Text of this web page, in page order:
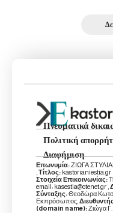
Πνευματικά
Πολιτική
Διαφήμιση
Επωνυμία:ΖΙΩΓΑ
Τίτλος: kastorianiestia.gr ,
Στοιχεία Επικοινωνίας:
email: kasestia@otenet.gr ,
Σύνταξης:Θεοδώρα
Εκπρόσωπος,
(domain name):Ζιώγα Γ.